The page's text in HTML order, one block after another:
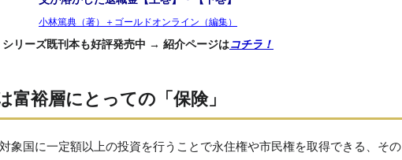
小林篤典（著）＋ゴールドオンライン（編集）
シリーズ既刊本も好評発売中 → 紹介ページはコチラ！
富裕層にとっての「保険」
象国に一定額以上の投資を行うことで永住権や市民権を取得できる、その